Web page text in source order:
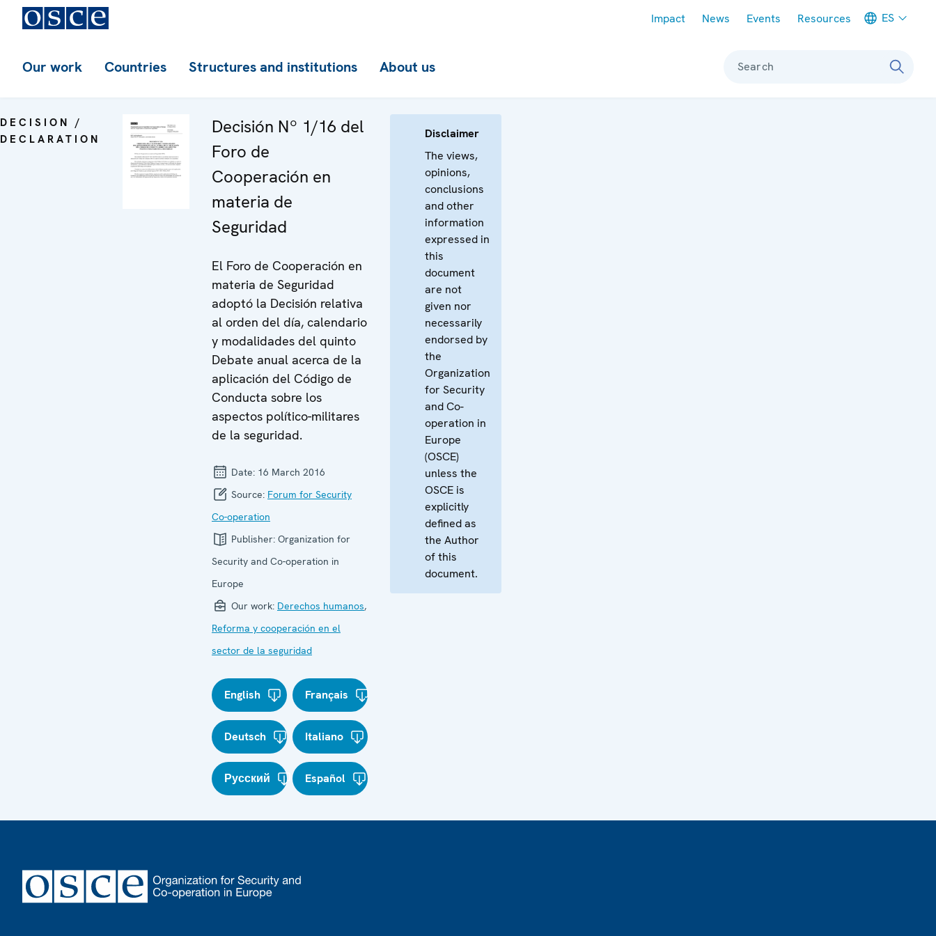
Impact News Events Resources ES
Our work Countries Structures and institutions About us Search
DECISION /
DECLARATION
Decisión Nº 1/16 del
Foro de
Cooperación en
materia de
Seguridad
El Foro de Cooperación en
materia de Seguridad
adoptó la Decisión relativa
al orden del día, calendario
y modalidades del quinto
Debate anual acerca de la
aplicación del Código de
Conducta sobre los
aspectos político-militares
de la seguridad.
Date: 16 March 2016
Source: Forum for Security
Co-operation
Publisher: Organization for
Security and Co-operation in
Europe
Our work: Derechos humanos,
Reforma y cooperación en el
sector de la seguridad
English Français
Deutsch Italiano
Русский Español
Disclaimer
The views,
opinions,
conclusions
and other
information
expressed in
this
document
are not
given nor
necessarily
endorsed by
the
Organization
for Security
and Co-
operation in
Europe
(OSCE)
unless the
OSCE is
explicitly
defined as
the Author
of this
document.